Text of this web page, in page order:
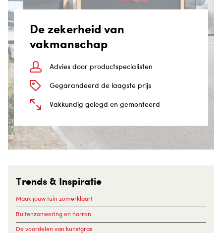
De zekerheid van
vakmanschap
Advies door productspecialisten
Gegarandeerd de laagste prijs
Vakkundig gelegd en gemonteerd
Trends & Inspiratie
Maak jouw tuin zomerklaar!
Buitenzonwering en horren
De voordelen van kunstgras